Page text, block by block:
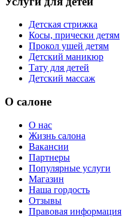
Детская стрижка
Косы, прически детям
Прокол ушей детям
Детский маникюр
Тату для детей
Детский массаж
О салоне
О нас
Жизнь салона
Вакансии
Партнеры
Популярные услуги
Магазин
Наша гордость
Отзывы
Правовая информация